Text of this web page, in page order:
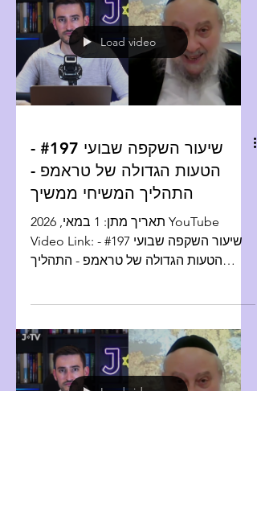
Load video
שיעור השקפה שבועי #197 -
הטעות הגדולה של טראמפ -
התהליך המשיחי ממשיך
תאריך מתן: 1 במאי, 2026 YouTube
Video Link: שיעור השקפה שבועי #197 -
הטעות הגדולה של טראמפ - התהליך
Load video